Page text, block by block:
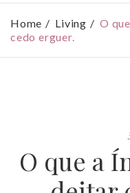
Home Living
O
cedo erguer.
O que a